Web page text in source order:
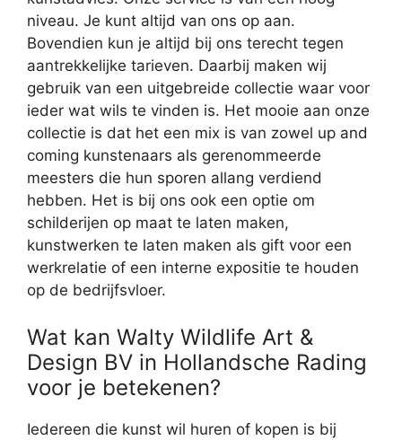
niveau. Je kunt altijd van ons op aan.
Bovendien kun je altijd bij ons terecht tegen
aantrekkelijke tarieven. Daarbij maken wij
gebruik van een uitgebreide collectie waar voor
ieder wat wils te vinden is. Het mooie aan onze
collectie is dat het een mix is van zowel up and
coming kunstenaars als gerenommeerde
meesters die hun sporen allang verdiend
hebben. Het is bij ons ook een optie om
schilderijen op maat te laten maken,
kunstwerken te laten maken als gift voor een
werkrelatie of een interne expositie te houden
op de bedrijfsvloer.
Wat kan Walty Wildlife Art &
Design BV in Hollandsche Rading
voor je betekenen?
Iedereen die kunst wil huren of kopen is bij